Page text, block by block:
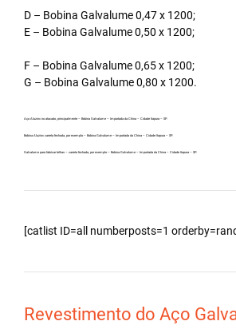
D – Bobina Galvalume 0,47 x 1200;
E – Bobina Galvalume 0,50 x 1200;
F – Bobina Galvalume 0,65 x 1200;
G – Bobina Galvalume 0,80 x 1200.
Aço Aluzinc no atacado, principalmente – Bobina Galvalume – Importada da China – Cidade Itapura – SP.
Bobina Aluzinc carreta fechada, por exemplo – Bobina Galvalume – Importada da China – Cidade Itapura – SP.
Galvalume para fabricar telhas – carreta fechada, por exemplo – Bobina Galvalume – Importada da China – Cidade Itapura – SP.
[catlist ID=all numberposts=1
Revestimento do Aço